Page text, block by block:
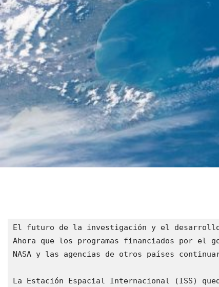
El futuro de la investigación y el desarrollo
Ahora que los programas financiados por el
NASA y las agencias de otros países
La Estación Espacial Internacional (ISS)